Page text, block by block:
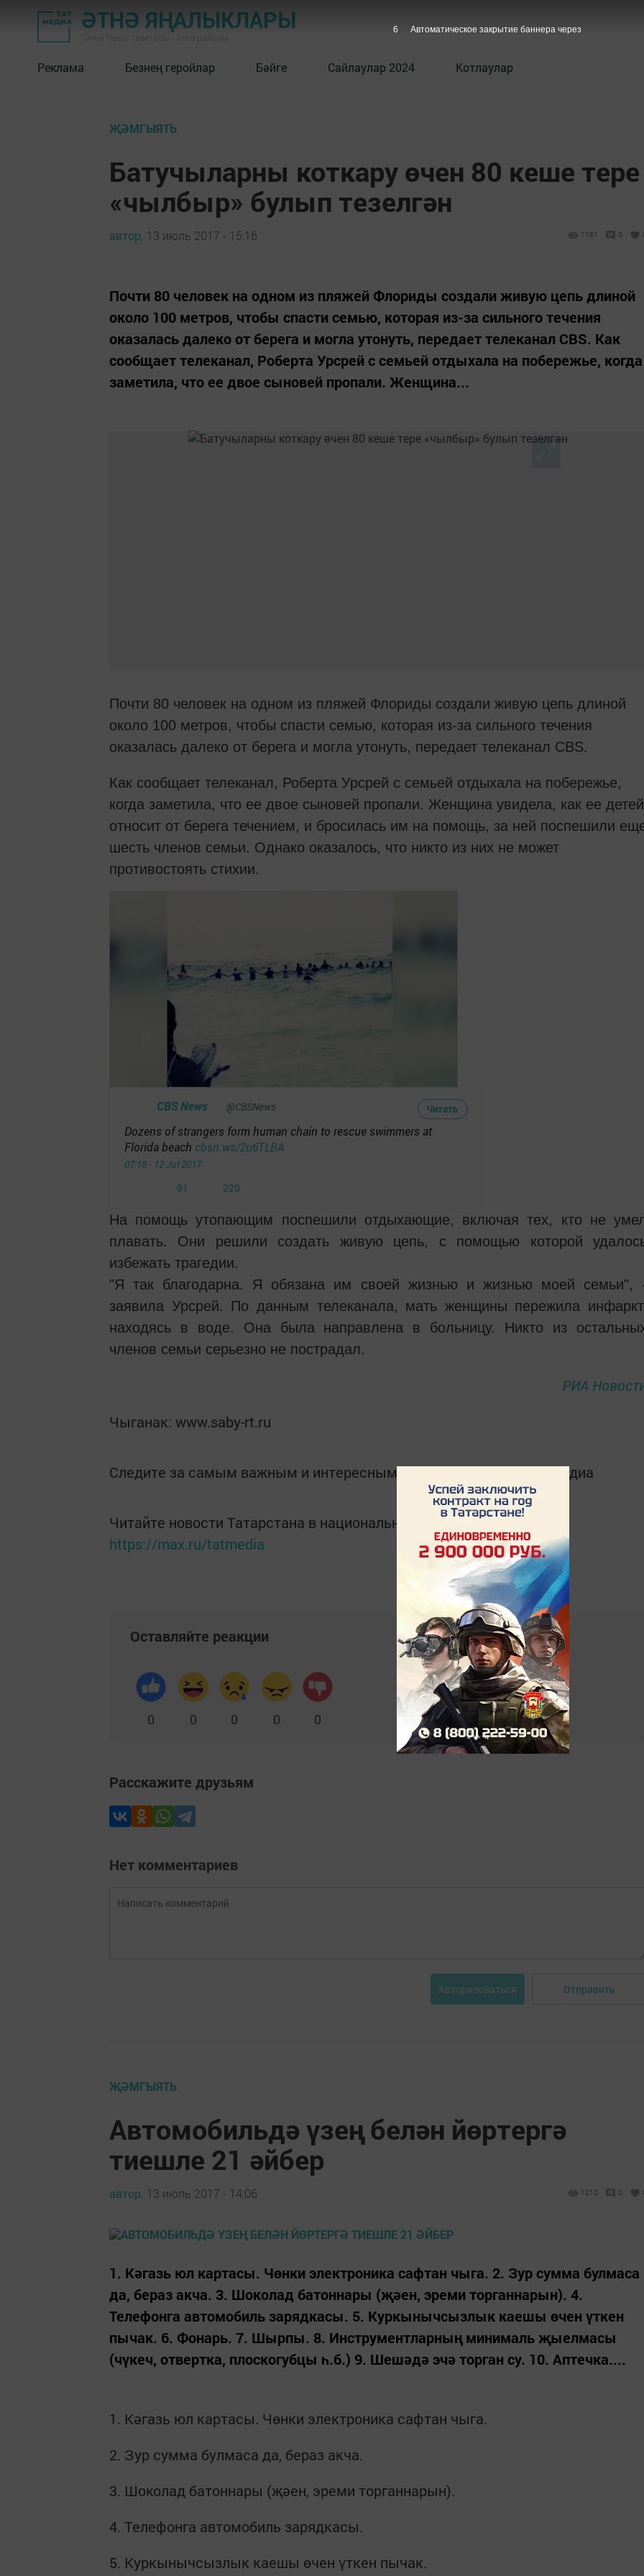
ӘТНӘ ЯҢАЛЫКЛАРЫ
Реклама Безнең геройлар Бәйге Сайлаулар 2024 Котлаулар
ҖӘМГЫЯТЬ
Батучыларны коткару өчен 80 кеше тере
«чылбыр» булып тезелгән
автор, 13 июль 2017 - 15:16 1181 0
Почти 80 человек на одном из пляжей Флориды создали живую цепь длиной
около 100 метров, чтобы спасти семью, которая из-за сильного течения
оказалась далеко от берега и могла утонуть, передает телеканал CBS. Как
сообщает телеканал, Роберта Урсрей с семьей отдыхала на побережье, когда
заметила, что ее двое сыновей пропали. Женщина...
Почти 80 человек на одном из пляжей Флориды создали живую цепь длиной
около 100 метров, чтобы спасти семью, которая из-за сильного течения
оказалась далеко от берега и могла утонуть, передает телеканал CBS.
Как сообщает телеканал, Роберта Урсрей с семьей отдыхала на побережье,
когда заметила, что ее двое сыновей пропали. Женщина увидела, как ее детей
относит от берега течением, и бросилась им на помощь, за ней поспешили
шесть членов семьи. Однако оказалось, что никто из них не может
противостоять стихии.
Читать
CBS News ✔
@CBSNews
Dozens of strangers form human chain to rescue swimmers at
Florida beach http://
cbsn.ws/2u6TLBA
07:18 - 12 Jul 2017
91
220
«Нравится»
На помощь утопающим поспешили отдыхающие, включая тех, кто не
плавать. Они решили создать живую цепь, с помощью которой
избежать трагедии.
"Я так благодарна. Я обязана им своей жизнью и жизнью моей семьи",
заявила Урсрей. По данным телеканала, мать женщины пережила
находясь в воде. Она была направлена в больницу. Никто из
членов семьи серьезно не пострадал.
РИА
Чыганак: www.saby-rt.ru
Следите за самым важным и интересным вTelegram-каналеТатмедиа
Читайте новости Татарстана в национальном мессенджере MАХ:
https://max.ru/tatmedia
Оставляйте реакции
0 0 0 0 0
Расскажите друзьям
Нет комментариев
Авторизоваться Отправить
ҖӘМГЫЯТЬ
Автомобильдә үзең белән йөртергә
тиешле 21 әйбер
автор, 13 июль 2017 - 14:06 1210 0
1. Кәгазь юл картасы. Чөнки электроника сафтан чыга. 2. Зур сумма булмаса
да, бераз акча. 3. Шоколад батоннары (җәен, эреми торганнарын). 4.
Телефонга автомобиль зарядкасы. 5. Куркынычсызлык каешы өчен үткен
пычак. 6. Фонарь. 7. Шырпы. 8. Инструментларның минималь җыелмасы
(чүкеч, отвертка, плоскогубцы һ.б.) 9. Шешәдә эчә торган су. 10. Аптечка....
1. Кәгазь юл картасы. Чөнки электроника сафтан чыга.
2. Зур сумма булмаса да, бераз акча.
3. Шоколад батоннары (җәен, эреми торганнарын).
4. Телефонга автомобиль зарядкасы.
5. Куркынычсызлык каешы өчен үткен пычак.
5 Автоматическое закрытие баннера через